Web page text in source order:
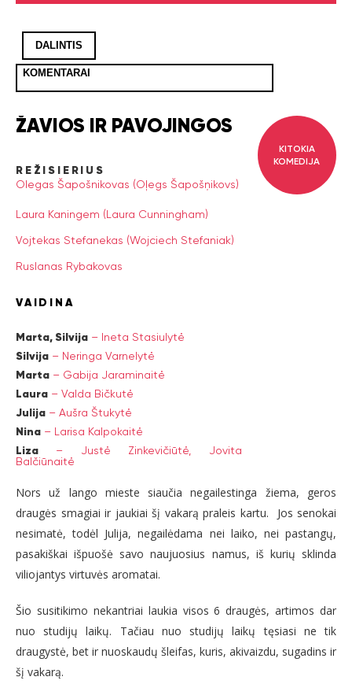
DALINTIS
KOMENTARAI
ŽAVIOS IR PAVOJINGOS
REŽISIERIUS
Olegas Šapošnikovas (Oļegs Šapošņikovs)
Laura Kaningem (Laura Cunningham)
Vojtekas Stefanekas (Wojciech Stefaniak)
Ruslanas Rybakovas
VAIDINA
Marta, Silvija – Ineta Stasiulytė
Silvija – Neringa Varnelytė
Marta – Gabija Jaraminaitė
Laura – Valda Bičkutė
Julija – Aušra Štukytė
Nina – Larisa Kalpokaitė
Liza – Justė Zinkevičiūtė, Jovita
Balčiūnaitė
KITOKIA
KOMEDIJA
Nors už lango mieste siaučia negailestinga žiema, geros
draugės smagiai ir jaukiai šį vakarą praleis kartu. Jos senokai
nesimatė, todėl Julija, negailėdama nei laiko, nei pastangų,
pasakiškai išpuošė savo naujuosius namus, iš kurių sklinda
viliojantys virtuvės aromatai.
Šio susitikimo nekantriai laukia visos 6 draugės, artimos dar
nuo studijų laikų. Tačiau nuo studijų laikų tęsiasi ne tik
draugystė, bet ir nuoskaudų šleifas, kuris, akivaizdu, sugadins ir
šį vakarą.